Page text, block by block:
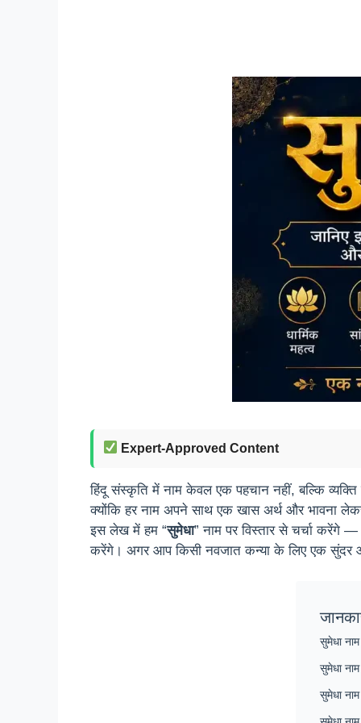
Expert-Approved Content
हिंदू संस्कृति में नाम केवल एक पहचान नहीं, बल्कि
क्योंकि हर नाम अपने साथ एक खास अर्थ और भावना
इस लेख में हम “सुमेधा” नाम पर विस्तार से चर्चा करेंगे
करेंगे। अगर आप किसी नवजात कन्या के लिए एक सुंदर
सुमेधा
सुमेधा
सुमेधा